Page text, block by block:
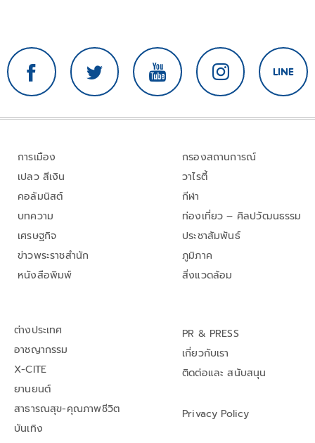
การเมือง
เปลว สีเงิน
คอลัมนิสต์
บทความ
เศรษฐกิจ
ข่าวพระราชสำนัก
หนังสือพิมพ์
กรองสถานการณ์
วาไรตี้
กีฬา
ท่องเที่ยว – ศิลปวัฒนธรรม
ประชาสัมพันธ์
ภูมิภาค
สิ่งแวดล้อม
ต่างประเทศ
อาชญากรรม
X-CITE
ยานยนต์
สาธารณสุข-คุณภาพชีวิต
บันเทิง
PR & PRESS
เกี่ยวกับเรา
ติดต่อและ สนับสนุน
Privacy Policy